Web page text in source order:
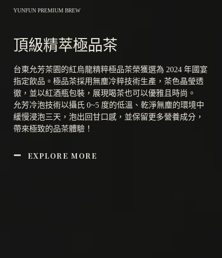
YUNFUN PREMIUM BREW
頂級精萃極品茶
台東允芳茶園的紅烏龍精粹極品茶榮獲選為 2024 年國宴
指定飲品。極品茶採用無塵冷粹技術生產，茶色晶瑩透
徹，並以紅酒瓶包裝，展現喝茶也可以優雅且時尚。
允芳冷泡技術以攝氏 0~5 度的低溫、乾淨無塵的環境中
緩慢浸泡三天，泡出回甘口感，並保留更多營養成分，
帶來極致的品茶體驗！
EXPLORE MORE